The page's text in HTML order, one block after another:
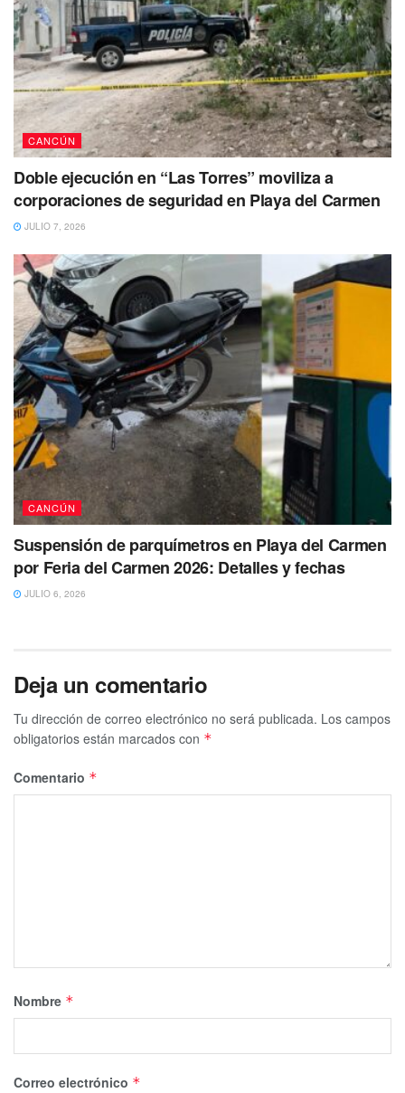
CANCÚN
Doble ejecución en “Las Torres” moviliza a
corporaciones de seguridad en Playa del Carmen
JULIO 7, 2026
CANCÚN
Suspensión de parquímetros en Playa del Carmen
por Feria del Carmen 2026: Detalles y fechas
JULIO 6, 2026
Deja un comentario
Tu dirección de correo electrónico no será publicada. Los campos
obligatorios están marcados con *
Comentario *
Nombre *
Correo electrónico *